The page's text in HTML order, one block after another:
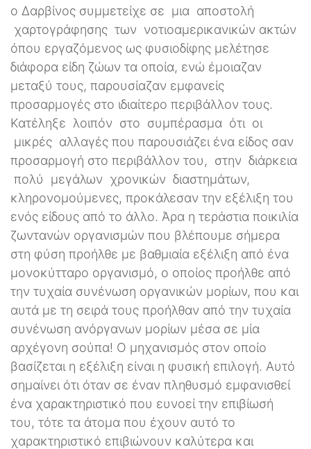
ο Δαρβίνος συμμετείχε σε μια αποστολή
χαρτογράφησης των νοτιοαμερικανικών ακτών
όπου εργαζόμενος ως φυσιοδίφης μελέτησε
διάφορα είδη ζώων τα οποία, ενώ έμοιαζαν
μεταξύ τους, παρουσίαζαν εμφανείς
προσαρμογές στο ιδιαίτερο περιβάλλον τους.
Κατέληξε λοιπόν στο συμπέρασμα ότι οι
μικρές αλλαγές που παρουσιάζει ένα είδος σαν
προσαρμογή στο περιβάλλον του, στην διάρκεια
πολύ μεγάλων χρονικών διαστημάτων,
κληρονομούμενες, προκάλεσαν την εξέλιξη του
ενός είδους από το άλλο. Άρα η τεράστια ποικιλία
ζωντανών οργανισμών που βλέπουμε σήμερα
στη φύση προήλθε με βαθμιαία εξέλιξη από ένα
μονοκύτταρο οργανισμό, ο οποίος προήλθε από
την τυχαία συνένωση οργανικών μορίων, που και
αυτά με τη σειρά τους προήλθαν από την τυχαία
συνένωση ανόργανων μορίων μέσα σε μία
αρχέγονη σούπα! Ο μηχανισμός στον οποίο
βασίζεται η εξέλιξη είναι η φυσική επιλογή. Αυτό
σημαίνει ότι όταν σε έναν πληθυσμό εμφανισθεί
ένα χαρακτηριστικό που ευνοεί την επιβίωσή
του, τότε τα άτομα που έχουν αυτό το
χαρακτηριστικό επιβιώνουν καλύτερα και